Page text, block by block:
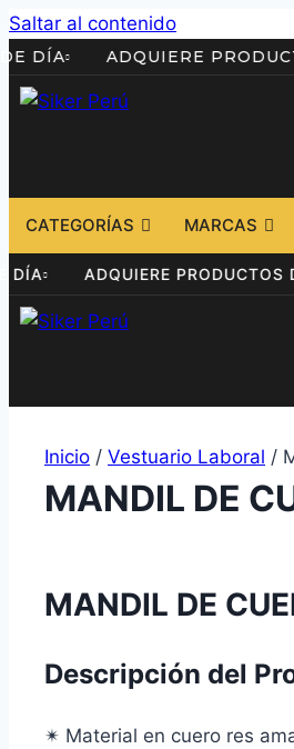
Saltar al contenido
DE DÍA ADQUIERE
CATEGORÍAS MARCAS
DE DÍA ADQUIERE
Inicio / Vestuario Laboral /
MANDIL DE
MANDIL DE
Descripción del
✴ Material en cuero res